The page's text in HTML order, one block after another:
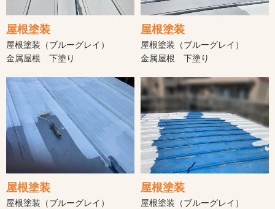
屋根塗装
屋根塗装（ブルーグレイ）
金属屋根 下塗り
屋根塗装
屋根塗装（ブルーグレイ）
金属屋根 下塗り
屋根塗装
屋根塗装（ブルーグレイ）
屋根塗装
屋根塗装（ブルーグレイ）